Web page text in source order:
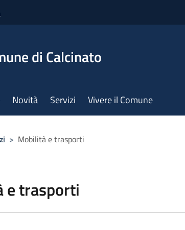
di Calcinato
Novità Servizi Vivere il Comune
> Mobilità e trasporti
e trasporti